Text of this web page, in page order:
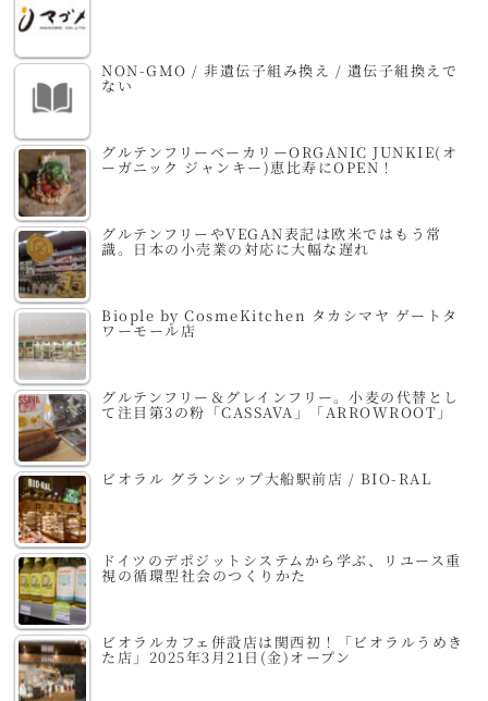
NON-GMO / 非遺伝子組み換え / 遺伝子組換えで
ない
グルテンフリーベーカリーORGANIC JUNKIE(オ
ーガニック ジャンキー)恵比寿にOPEN！
グルテンフリーやVEGAN表記は欧米ではもう常
識。日本の小売業の対応に大幅な遅れ
Biople by CosmeKitchen タカシマヤ ゲートタ
ワーモール店
グルテンフリー＆グレインフリー。小麦の代替とし
て注目第3の粉「CASSAVA」「ARROWROOT」
ビオラル グランシップ大船駅前店 / BIO-RAL
ドイツのデポジットシステムから学ぶ、リユース重
視の循環型社会のつくりかた
ビオラルカフェ併設店は関西初！「ビオラルうめき
た店」2025年3月21日(金)オープン